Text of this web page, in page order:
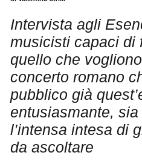
Intervista agli
musicisti capaci di
quello che
concerto romano
pubblico già
entusiasmante,
l’intensa intesa di
da ascoltare